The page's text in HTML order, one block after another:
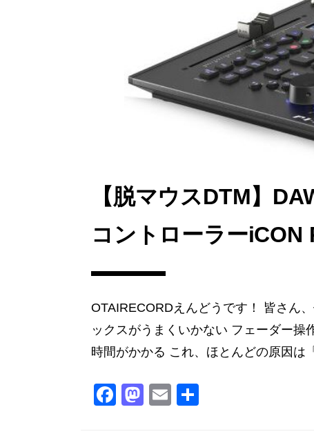
【脱マウスDTM】
コントローラー
OTAIRECORDえんどうです！ 皆さん
ックスがうまくいかない フェーダー操
時間がかかる これ、ほとんどの原因は
F M E